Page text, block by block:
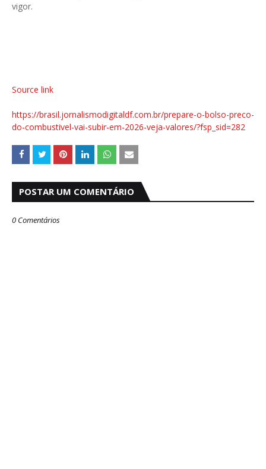
vigor.
Source link
https://brasil.jornalismodigitaldf.com.br/prepare-o-bolso-preco-
do-combustivel-vai-subir-em-2026-veja-valores/?fsp_sid=282
POSTAR UM COMENTÁRIO
0 Comentários